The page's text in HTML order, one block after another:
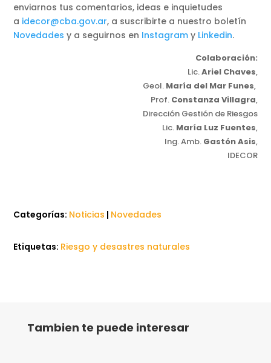
enviarnos tus comentarios, ideas e inquietudes
a idecor@cba.gov.ar, a suscribirte a nuestro boletín
Novedades y a seguirnos en Instagram y Linkedin.
Colaboración:
Lic.Ariel Chaves,
Geol. María del Mar Funes,
Prof. Constanza Villagra,
Dirección Gestión de Riesgos
Lic. María Luz Fuentes,
Ing. Amb. Gastón Asis,
IDECOR
Categorías: Noticias | Novedades
Etiquetas: Riesgo y desastres naturales
Tambien te puede interesar